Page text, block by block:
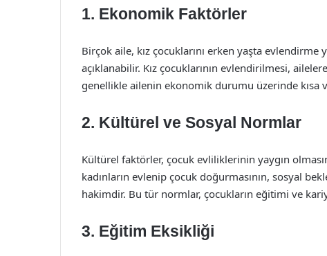
1. Ekonomik Faktörler
Birçok aile, kız çocuklarını erken yaşta
açıklanabilir. Kız çocuklarının evlendirilmesi,
genellikle ailenin ekonomik durumu üzerinde kısa
2. Kültürel ve Sosyal Normlar
Kültürel faktörler, çocuk evliliklerinin yaygın
kadınların evlenip çocuk doğurmasının, sosyal
hakimdir. Bu tür normlar, çocukların eğitimi ve
3. Eğitim Eksikliği